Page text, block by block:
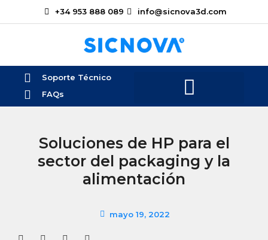
+34 953 888 089 info@sicnova3d.com
Soporte Técnico
FAQs
Soluciones de HP para el
sector del packaging y la
alimentación
mayo 19, 2022